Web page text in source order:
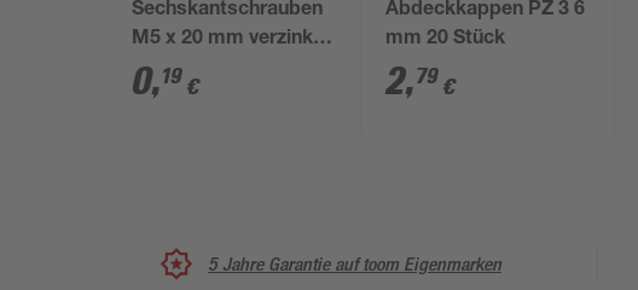
Sechskantschrauben
M5 x 20 mm verzinkt
DIN 558
0,19 €
Abdeckkappen PZ 3 6
mm 20 Stück
2,79 €
5 Jahre Garantie auf toom Eigenmarken